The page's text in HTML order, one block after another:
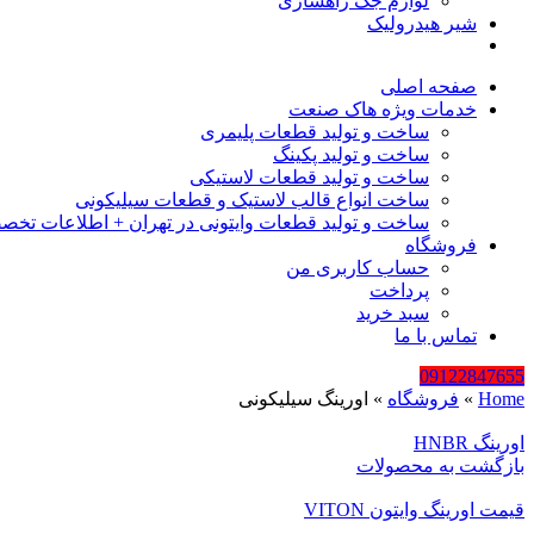
شیر هیدرولیک
صفحه اصلی
خدمات ویژه هاک صنعت
ساخت و تولید قطعات پلیمری
ساخت و تولید پکینگ
ساخت و تولید قطعات لاستیکی
ساخت انواع قالب لاستیک و قطعات سیلیکونی
ساخت و تولید قطعات وایتونی در تهران + اطلاعات
فروشگاه
حساب کاربری من
پرداخت
سبد خرید
تماس با ما
09122847655
Home
» فروشگاه » اورینگ سیلیکونی
اورینگ HNBR
بازگشت به محصولات
قیمت اورینگ وایتون VITON